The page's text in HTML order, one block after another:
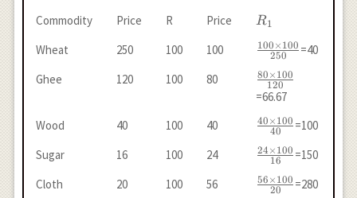
Commodity
Price R Price R_{1}
R1
Wheat 250 100 100
\frac{100
100}
{250}
250
100 × 100 =40
Ghee
120 100 80
\frac{80
\times
{120}
120
80 × 100
=66.67
Wood
40 100 40
\frac{40
100}
{40}
40
40 × 100 =100
Sugar
16 100 24
\frac{24
100}
16
24 × 100 =150
Cloth
20 100 56
\frac{56
20
56 × 100 =280